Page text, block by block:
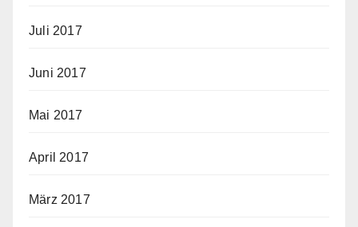
Juli 2017
Juni 2017
Mai 2017
April 2017
März 2017